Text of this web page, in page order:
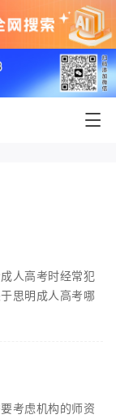
人高考时经常犯
思明成人高考哪
考虑机构的师资